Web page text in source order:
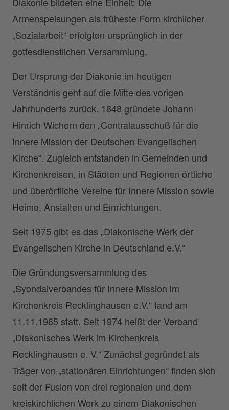
Armenspeisungen als früheste Form kirchlicher
„Sozialarbeit“ erfolgten ursprünglich in der
gottesdienstlichen Versammlung.
Der Ursprung der Diakonie im heutigen
Verständnis geht auf die Mitte des vorigen
Jahrhunderts zurück. 1848 gründete Johann-
Hinrich Wichern den „Centralausschuß für die
Innere Mission der Deutschen Evangelischen
Kirche“. Zugleich entstanden in Gemeinden und
Kirchenkreisen, in Städten und Regionen örtliche
und überörtliche Vereine für Innere Mission sowie
Heime, Anstalten und Einrichtungen.
Seit 1975 gibt es das „Diakonische Werk der
Evangelischen Kirche in Deutschland e.V.“
Die Gründungsversammlung des
„Syondalverbandes für Innere Mission im
Kirchenkreis Recklinghausen e.V.“ fand am
11.11.1965 statt. Seit 1974 heißt der Verband
„Diakonisches Werk im Kirchenkreis
Recklinghausen e. V.“ Zunächst gegründet als
Träger von „stationären Einrichtungen“ finden sich
seit der Fusion von drei regionalen und dem
kreiskirchlichen Werk zu einem Diakonischen